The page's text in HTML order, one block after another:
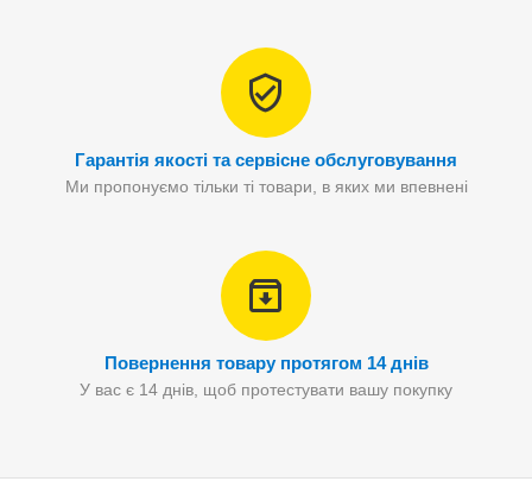
Гарантія якості та сервісне обслуговування
Ми пропонуємо тільки ті товари, в яких ми впевнені
Повернення товару протягом 14 днів
У вас є 14 днів, щоб протестувати вашу покупку